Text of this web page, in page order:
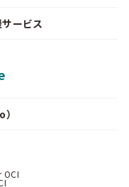
ービス
OCI